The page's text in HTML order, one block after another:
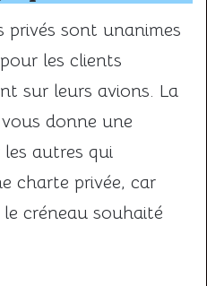
privés sont unanimes
les clients
sur leurs avions. La
donne une
les autres qui
charte privée, car
créneau souhaité